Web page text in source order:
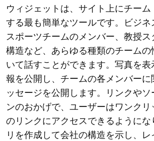
ウィジェットは、サイト上にチー
する最も簡単なツールです。ビジネ
スポーツチームのメンバー、教授
構造など、あらゆる種類のチームの
いて話すことができます。写真を
報を公開し、チームの各メンバーに
ッセージを公開します。リンクやソ
ンのおかげで、ユーザーはワンク
のリンクにアクセスできるように
リを作成して会社の構造を示し、